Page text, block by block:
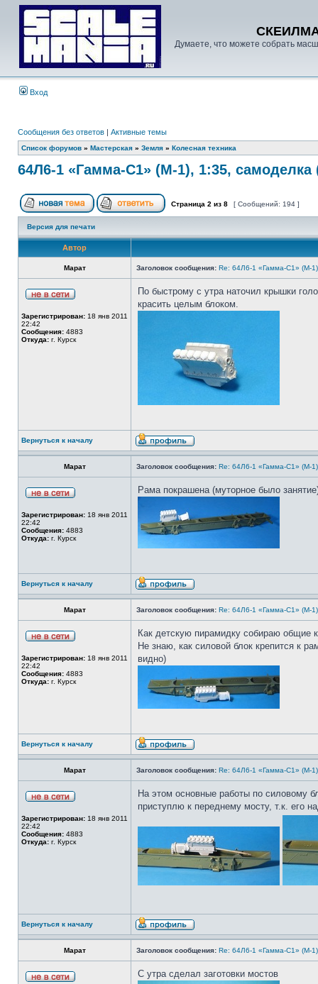
Думаете, что можете собрать
Вход
Сообщения без ответов | Активные темы
Список форумов » Мастерская » Земля » Колесная техника
64Л6-1 «Гамма-С1» (М-1), 1:35, самоделка
Страница 2 из 8 [ Сообщений: 194 ]
Версия для печати
Автор
Марат Заголовок сообщения: Re: 64Л6-1 «Гамма-С1» (М-
Зарегистрирован: 18 янв 2011
22:42
Сообщения: 4883
Откуда: г. Курск
По быстрому с утра наточил крышки
красить целым блоком.
Вернуться к началу
Марат Заголовок сообщения: Re: 64Л6-1 «Гамма-С1» (М-
Зарегистрирован: 18 янв 2011
22:42
Сообщения: 4883
Откуда: г. Курск
Рама покрашена (муторное было
Вернуться к началу
Марат Заголовок сообщения: Re: 64Л6-1 «Гамма-С1» (М-
Зарегистрирован: 18 янв 2011
22:42
Сообщения: 4883
Откуда: г. Курск
Как детскую пирамидку собираю общие
Не знаю, как силовой блок крепится к
видно)
Вернуться к началу
Марат Заголовок сообщения: Re: 64Л6-1 «Гамма-С1» (М-
Зарегистрирован: 18 янв 2011
22:42
Сообщения: 4883
Откуда: г. Курск
На этом основные работы по силовому
приступлю к переднему мосту, т.к. его
Вернуться к началу
Марат Заголовок сообщения: Re: 64Л6-1 «Гамма-С1» (М-
С утра сделал заготовки мостов